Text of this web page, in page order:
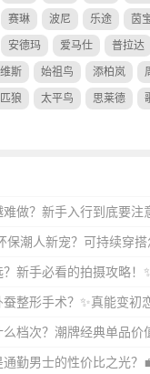
赛琳 波尼 乐途 茵
安德玛 爱马仕 普拉达
斯 始祖鸟 添柏岚
狼 太平鸟 思莱德
做？新手入行到底要注
保潮人新宠？可持续穿
新手必看的拍摄攻略！
整形手术？✨真能变初
档次？潮牌经典单品价
勤男士的性价比之光？